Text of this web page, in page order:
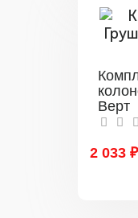
Верт
2 033 ₽